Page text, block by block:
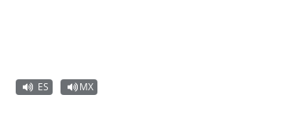
ES MX